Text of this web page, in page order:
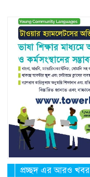
প্রচ্ছদ এর আরও খবর